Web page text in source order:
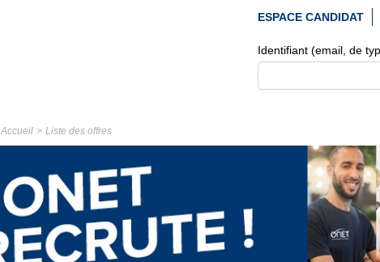
ESPACE CANDIDAT
Accueil Liste des offres